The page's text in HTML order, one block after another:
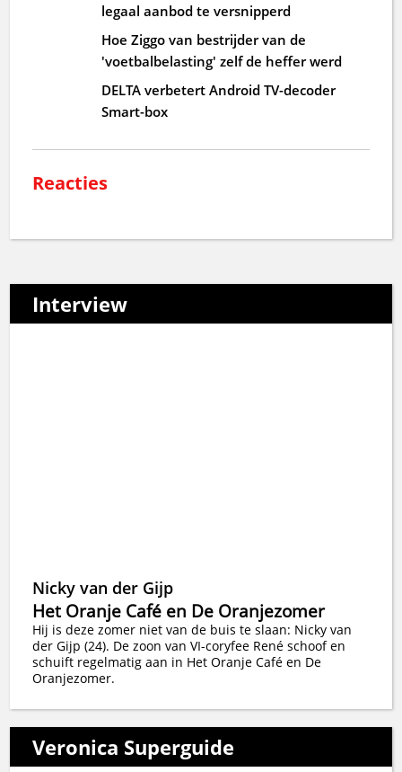
legaal aanbod te versnipperd
Hoe Ziggo van bestrijder van de
'voetbalbelasting' zelf de heffer werd
DELTA verbetert Android TV-decoder
Smart-box
Reacties
Interview
Nicky van der Gijp
Het Oranje Café en De Oranjezomer
Hij is deze zomer niet van de buis te slaan: Nicky van
der Gijp (24). De zoon van VI-coryfee René schoof en
schuift regelmatig aan in Het Oranje Café en De
Oranjezomer.
Veronica Superguide